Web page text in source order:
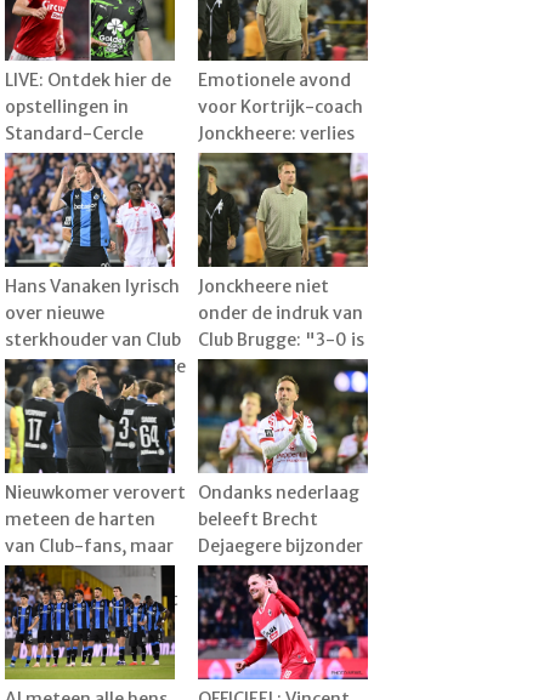
LIVE: Ontdek hier de
opstellingen in
Standard-Cercle
Brugge
Emotionele avond
voor Kortrijk-coach
Jonckheere: verlies
tegen Club wordt
plots bijzaak
Hans Vanaken lyrisch
over nieuwe
sterkhouder van Club
Brugge: "Een serieuze
meerwaarde"
Jonckheere niet
onder de indruk van
Club Brugge: "3-0 is
overdreven"
Nieuwkomer verovert
meteen de harten
van Club-fans, maar
Leko weet wanneer
het pas echt goed zit
Ondanks nederlaag
beleeft Brecht
Dejaegere bijzonder
familiemoment:
"Dat was heel leuk"